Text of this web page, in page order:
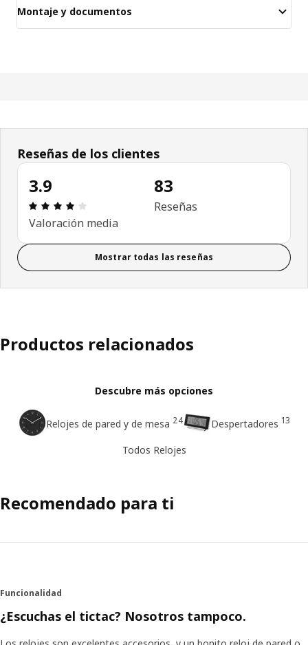
Montaje y documentos
Reseñas de los clientes
3.9
Reseña: 3.9 de 5 estrellas. Revisiones totales: 83
Valoración media
83
Reseñas
Mostrar todas las reseñas
Productos relacionados
Descubre más opciones
Relojes de pared y de mesa 24 Despertadores 13
Todos Relojes
Recomendado para ti
Funcionalidad
¿Escuchas el tictac? Nosotros tampoco.